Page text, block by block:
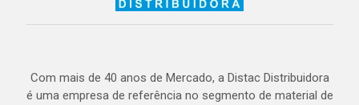
Com mais de 40 anos de Mercado, a Distac Distribuidora
é uma empresa de referência no segmento de material de